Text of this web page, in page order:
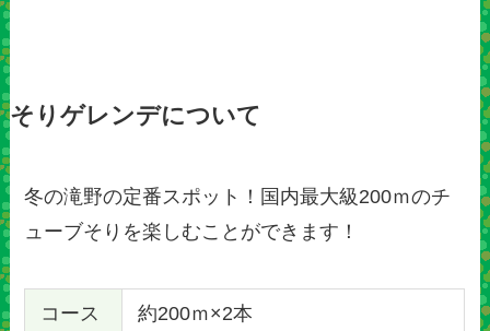
そりゲレンデについて
冬の滝野の定番スポット！国内最大級200ｍのチ
ューブそりを楽しむことができます！
コース
約200ｍ×2本